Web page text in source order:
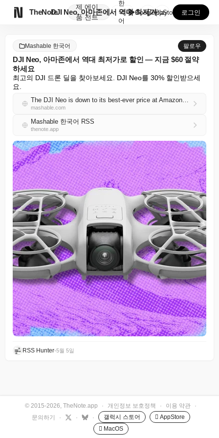
TheNote
제
품
에이
전트
DJI Neo, 아마존에서 역대 최저가로 할인 — 지금...
한
국
어
GooglePlay
AppStore 로그인
Mashable 한국어 팔로우
DJI Neo, 아마존에서 역대 최저가로 할인 — 지금 $60 절약
하세요
최고의 DJI 드론 딜을 찾아보세요. DJI Neo를 30% 할인받으세
요.
The DJI Neo is down to its best-ever price at Amazon — save $60 right now
mashable.com
Mashable 한국어 RSS
thenote.app
RSS Hunter•5월 5일
© 2015-2026, TheNote.app · 개인정보 보호정책 · 이용 약관
·
문의하기
· · · 갤럭시 스토어
 AppStore
 MacOS